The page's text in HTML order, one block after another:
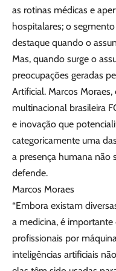
as rotinas médicas e
hospitalares; o
destaque quando o
Mas, quando surge o
preocupações geradas
Artificial. Marcos
multinacional brasileira
e inovação que
categoricamente uma
a presença humana não
defende.
Marcos Moraes
“Embora existam
a medicina, é importante
profissionais por
inteligências artificiais